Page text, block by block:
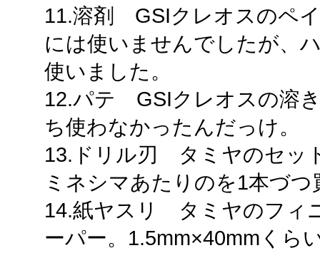
11.溶剤 GSIクレオスのペ
には使いませんでしたが、
使いました。
12.パテ GSIクレオスの溶
ち使わなかったんだっけ。
13.ドリル刃 タミヤのセッ
ミネシマあたりのを1本づ
14.紙ヤスリ タミヤのフィ
ーパー。1.5mm×40mmくら